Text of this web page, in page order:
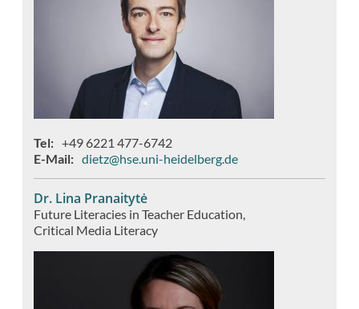
Tel
+49 6221 477-6742
E-Mail
dietz@hse.uni-heidelberg.de
Dr. Lina Pranaitytė
Future Literacies in Teacher Education
Critical Media Literacy